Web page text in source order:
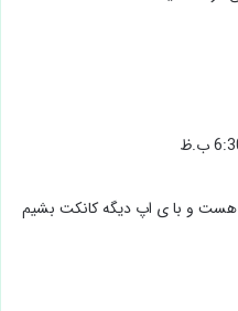
دقیقا مشکل از v2ray هست و با ی اپ دیگه کانکت بشیم